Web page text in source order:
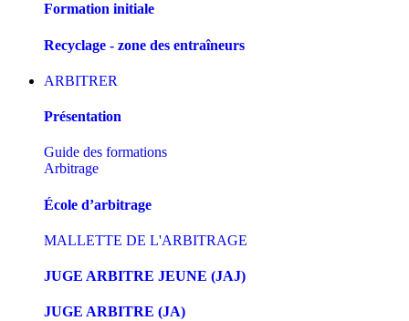
Formation initiale
Recyclage - zone des entraîneurs
ARBITRER
Présentation
Guide des formations
Arbitrage
École d’arbitrage
MALLETTE DE L'ARBITRAGE
JUGE ARBITRE JEUNE (JAJ)
JUGE ARBITRE (JA)